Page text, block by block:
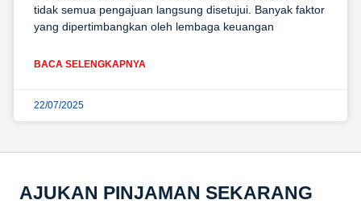
tidak semua pengajuan langsung disetujui. Banyak faktor
yang dipertimbangkan oleh lembaga keuangan
BACA SELENGKAPNYA
22/07/2025
AJUKAN PINJAMAN SEKARANG